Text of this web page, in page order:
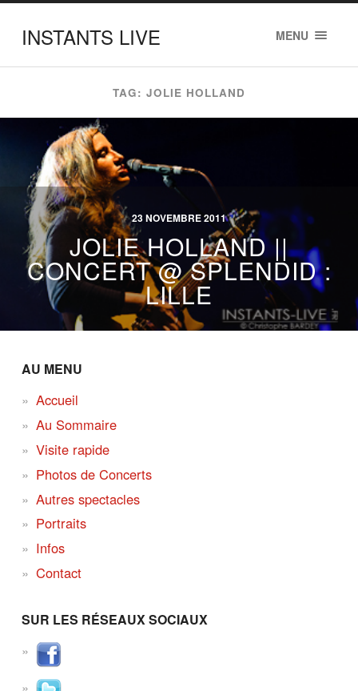
INSTANTS LIVE MENU
TAG: JOLIE HOLLAND
23 NOVEMBRE 2011
JOLIE HOLLAND ||
CONCERT @ SPLENDID :
LILLE
AU MENU
Accueil
Au Sommaire
Visite rapide
Photos de Concerts
Autres spectacles
Portraits
Infos
Contact
SUR LES RÉSEAUX SOCIAUX